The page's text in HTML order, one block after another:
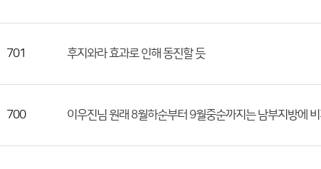
701 후지와라 효과로 인해 동진할 듯
700 이우진님 원래 8월하순부터 9월중순까지는 남부지방에 비